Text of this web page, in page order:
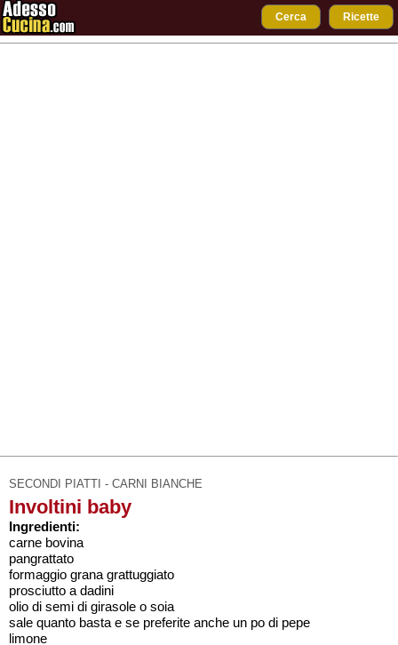
Cerca Ricette
SECONDI PIATTI - CARNI BIANCHE
Involtini baby
Ingredienti:
carne bovina
pangrattato
formaggio grana grattuggiato
prosciutto a dadini
olio di semi di girasole o soia
sale quanto basta e se preferite anche un po di pepe
limone